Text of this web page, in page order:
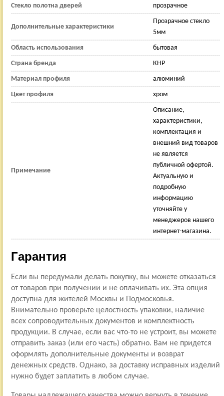
Стекло полотна дверей прозрачное
Дополнительные характеристики
Прозрачное стекло
5мм
Область использования бытовая
Страна бренда КНР
Материал профиля алюминий
Цвет профиля хром
Примечание
Описание,
характеристики,
комплектация и
внешний вид товаров
не является
публичной офертой.
Актуальную и
подробную
информацию
уточняйте у
менеджеров нашего
интернет-магазина.
Гарантия
Если вы передумали делать покупку, вы можете отказаться
от товаров при получении и не оплачивать их. Эта опция
доступна для жителей Москвы и Подмосковья.
Внимательно проверьте целостность упаковки, наличие
всех сопроводительных документов и комплектность
продукции. В случае, если вас что-то не устроит, вы можете
отправить заказ (или его часть) обратно. Вам не придется
оформлять дополнительные документы и возврат
денежных средств. Однако, за доставку исправных изделий
нужно будет заплатить в любом случае.